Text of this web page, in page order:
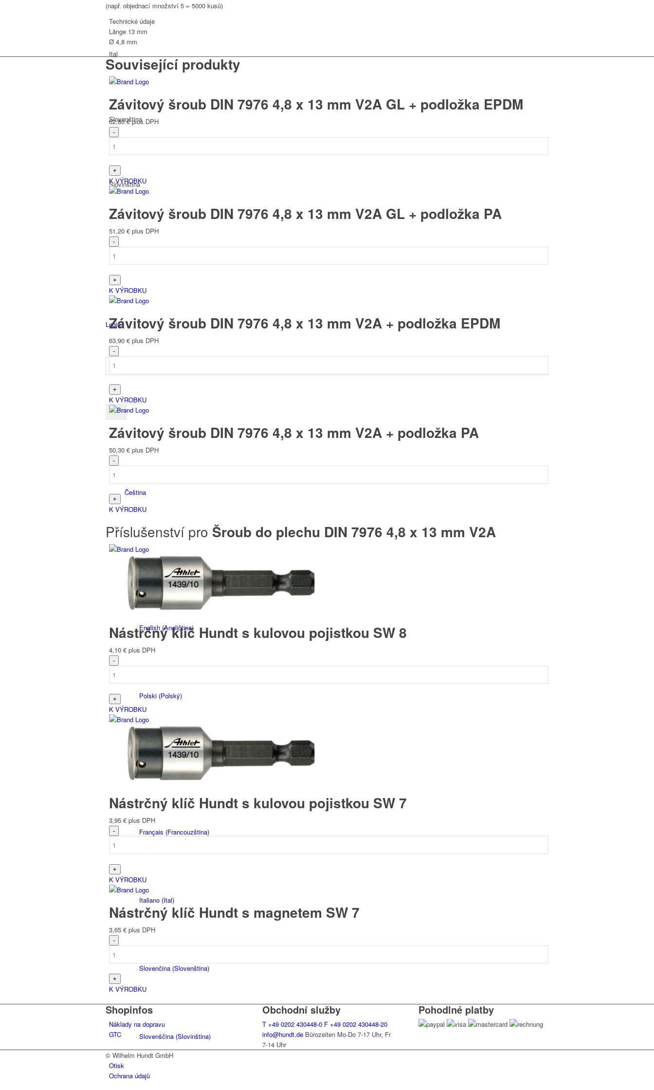
Ital
Slovenština
Slovinština
Španělský
Login
Čeština
Deutsch(Němec)
English (Angličtina)
Polski (Polský)
Nederlands(Holandský)
Français (Francouzština)
Italiano (Ital)
Slovenčina (Slovenština)
Slovenščina (Slovinština)
mm
V2A
množství
(např. objednací množství 5 = 5000 kusů)
Technické údaje
Länge 13 mm
Ø 4,8 mm
Související produkty
Závitový šroub DIN 7976 4,8 x 13 mm V2A GL + podložka EPDM
62,80€ plus DPH
K VÝROBKU
Závitový šroub DIN 7976 4,8 x 13 mm V2A GL + podložka PA
51,20 € plus DPH
K VÝROBKU
Závitový šroub DIN 7976 4,8 x 13 mm V2A + podložka EPDM
63,90 € plus DPH
K VÝROBKU
Závitový šroub DIN 7976 4,8 x 13 mm V2A + podložka PA
50,30 € plus DPH
K VÝROBKU
Příslušenství pro Šroub do plechu DIN 7976 4,8 x 13 mm V2A
Nástrčný klíč Hundt s kulovou pojistkou SW 8
4,10 € plus DPH
K VÝROBKU
Nástrčný klíč Hundt s kulovou pojistkou SW 7
3,95 € plus DPH
K VÝROBKU
Nástrčný klíč Hundt s magnetem SW 7
3,65 € plus DPH
K VÝROBKU
Shopinfos
Náklady na dopravu
GTC
Obchodní služby
T +49 0202 430448-0 F +49 0202 430448-20
info@hundt.de Bürozeiten Mo-Do 7-17 Uhr, Fr
7-14 Uhr
Pohodlné platby
© Wilhelm Hundt GmbH
Otisk
Ochrana údajů